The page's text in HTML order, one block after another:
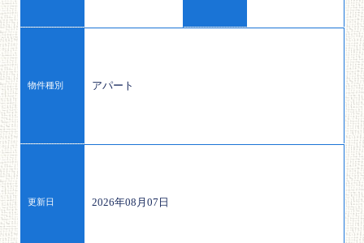
物件種別 アパート
更新日 2026年08月07日